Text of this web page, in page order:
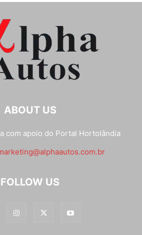
ABOUT US
com apoio do Portal Hortolândia
FOLLOW US